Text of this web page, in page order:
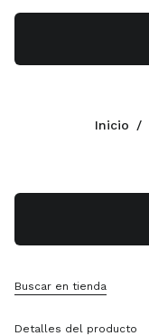
Blanco Calizo
Buscar en tienda
Detalles del producto
Inicio /
+34 91 123 77 74
Contactos
Sitemap